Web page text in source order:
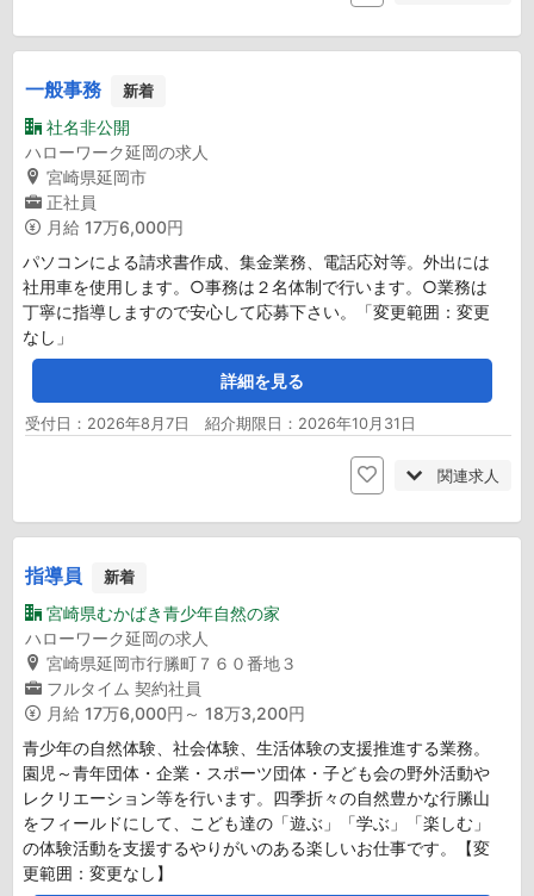
一般事務 新着
社名非公開
ハローワーク延岡の求人
宮崎県延岡市
正社員
月給 17万6,000円
パソコンによる請求書作成、集金業務、電話応対等。外出には
社用車を使用します。○事務は２名体制で行います。○業務は
丁寧に指導しますので安心して応募下さい。「変更範囲：変更
なし」
詳細を見る
受付日：2026年8月7日 紹介期限日：2026年10月31日
関連求人
指導員 新着
宮崎県むかばき青少年自然の家
ハローワーク延岡の求人
宮崎県延岡市行縢町７６０番地３
フルタイム 契約社員
月給 17万6,000円～ 18万3,200円
青少年の自然体験、社会体験、生活体験の支援推進する業務。
園児～青年団体・企業・スポーツ団体・子ども会の野外活動や
レクリエーション等を行います。四季折々の自然豊かな行縢山
をフィールドにして、こども達の「遊ぶ」「学ぶ」「楽しむ」
の体験活動を支援するやりがいのある楽しいお仕事です。【変
更範囲：変更なし】